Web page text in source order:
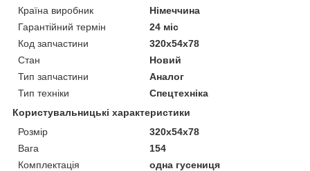
Країна виробник
Німеччина
Гарантійний термін
24 міс
Код запчастини
320x54x78
Стан
Новий
Тип запчастини
Аналог
Тип техніки
Спецтехніка
Користувальницькі характеристики
Розмір
320x54x78
Вага
154
Комплектація
одна гусениця